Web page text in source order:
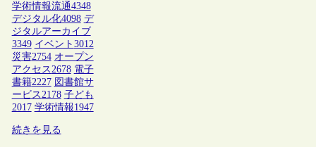
学術情報流通4348
デジタル化4098 デ
ジタルアーカイブ
3349 イベント 3012
災害2754 オープン
アクセス 2678 電子
書籍2227 図書館サ
ービス 2178 子ども
2017 学術情報1947
続きを見る